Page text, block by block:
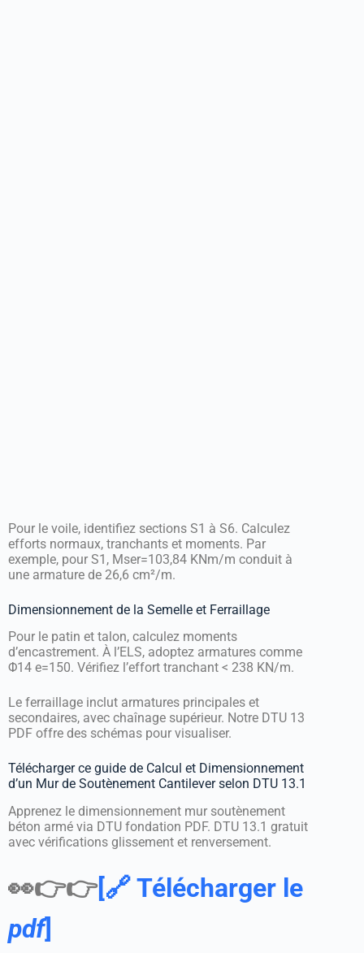
Pour le voile, identifiez sections S1 à S6. Calculez
efforts normaux, tranchants et moments. Par
exemple, pour S1, Mser=103,84 KNm/m conduit à
une armature de 26,6 cm²/m.
Dimensionnement de la Semelle et Ferraillage
Pour le patin et talon, calculez moments
d’encastrement. À l’ELS, adoptez armatures comme
Φ14 e=150. Vérifiez l’effort tranchant < 238 KN/m.
Le ferraillage inclut armatures principales et
secondaires, avec chaînage supérieur. Notre DTU 13
PDF offre des schémas pour visualiser.
Télécharger ce guide de Calcul et Dimensionnement
d’un Mur de Soutènement Cantilever selon DTU 13.1
Apprenez le dimensionnement mur soutènement
béton armé via DTU fondation PDF. DTU 13.1 gratuit
avec vérifications glissement et renversement.
👀👉👉[🔗 Télécharger le
pdf]